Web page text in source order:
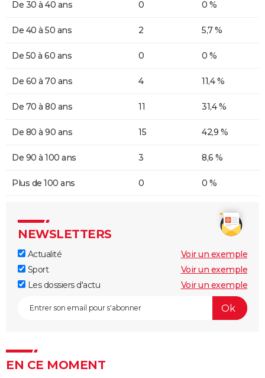
De 30 à 40 ans 0 0 %
De 40 à 50 ans 2 5,7 %
De 50 à 60 ans 0 0 %
De 60 à 70 ans 4 11,4 %
De 70 à 80 ans 11 31,4 %
De 80 à 90 ans 15 42,9 %
De 90 à 100 ans 3 8,6 %
Plus de 100 ans 0 0 %
NEWSLETTERS
Actualité
Voir un exemple
Sport
Voir un exemple
Les dossiers d'actu
Voir un exemple
EN CE MOMENT